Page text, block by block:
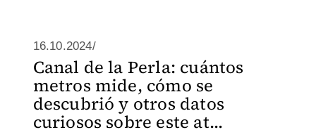
16.10.2024/
Canal de la Perla: cuántos
metros mide, cómo se
descubrió y otros datos
curiosos sobre este at...